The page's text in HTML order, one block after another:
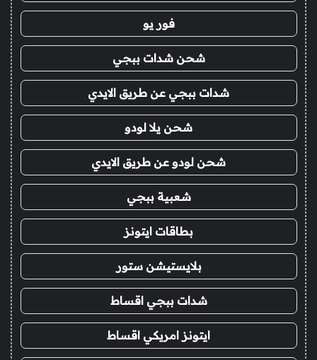
فور يو
شحن شدات ببجي
شدات ببجي عن طريق الايدي
شحن يلا لودو
شحن لودو عن طريق الايدي
شعبية ببجي
بطاقات ايتونز
بلايستيشن ستور
شدات ببجي اقساط
ايتونز امريكي اقساط